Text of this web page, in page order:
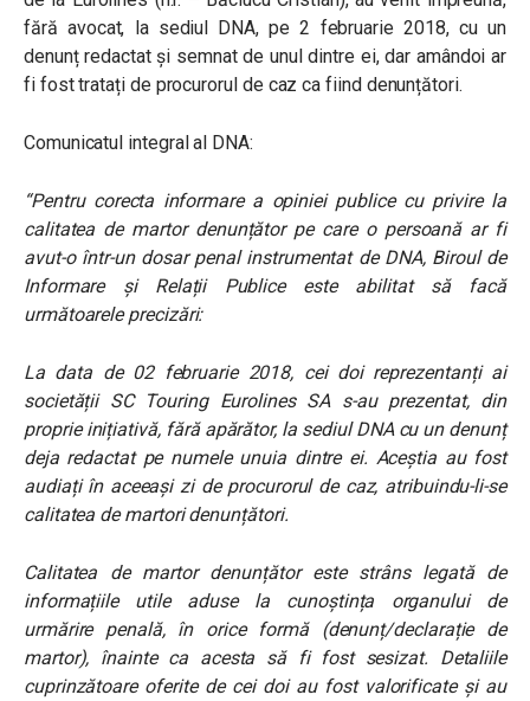
fără avocat, la sediul DNA, pe 2 februarie 2018, cu un
denunț redactat și semnat de unul dintre ei, dar amândoi ar
fi fost tratați de procurorul de caz ca fiind denunțători.
Comunicatul integral al DNA:
“Pentru corecta informare a opiniei publice cu privire la
calitatea de martor denunțător pe care o persoană ar fi
avut-o într-un dosar penal instrumentat de DNA, Biroul de
Informare și Relații Publice este abilitat să facă
următoarele precizări:
La data de 02 februarie 2018, cei doi reprezentanți ai
societății SC Touring Eurolines SA s-au prezentat, din
proprie inițiativă, fără apărător, la sediul DNA cu un denunț
deja redactat pe numele unuia dintre ei. Aceștia au fost
audiați în aceeași zi de procurorul de caz, atribuindu-li-se
calitatea de martori denunțători.
Calitatea de martor denunțător este strâns legată de
informațiile utile aduse la cunoștința organului de
urmărire penală, în orice formă (denunț/declarație de
martor), înainte ca acesta să fi fost sesizat. Detaliile
cuprinzătoare oferite de cei doi au fost valorificate și au